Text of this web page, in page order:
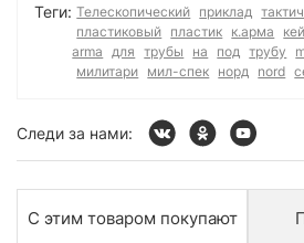
Теги: Телескопический приклад
пластиковый пластик к.арма
arma
для трубы на под трубу
милитари мил-спек норд nord
Следи за нами:
С этим товаром покупают